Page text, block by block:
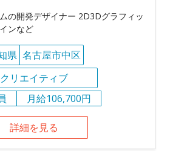
の開発デザイナー 2D3Dグラフィッ
ンなど
県 名古屋市中区
クリエイティブ
月給106,700円
詳細を見る